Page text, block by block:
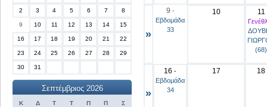
2 3 4 5 6 7 8
9 10 11 12 13 14 15
16 17 18 19 20 21 22
23 24 25 26 27 28 29
30 31
Σεπτέμβριος 2026
Κ Δ Τ Τ Π Π Σ
»
9 -
Εβδομάδα
33
10 11
(68)
»
16 -
Εβδομάδα
34
17 18